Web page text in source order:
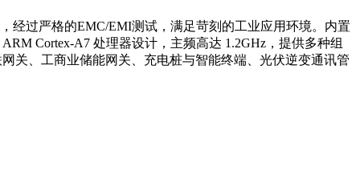
经过严格的EMC/EMI测试，满足苛刻的工业应用环境。内置
Cortex-A7 处理器设计，主频高达 1.2GHz，提供多种组
关、工商业储能网关、充电桩与智能终端、光伏逆变通讯管